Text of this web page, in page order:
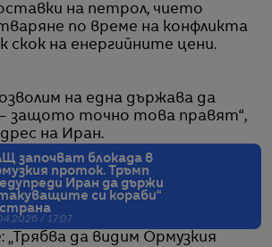
на петрол, чието
по време на конфликта
скок на енергийните цени.
на една държава да
– защото точно това правят“,
на Иран.
започват блокада в
проток. Тръмп
Иран да държи
си кораби“
/ 17:07
„Трябва да видим Ормузкия